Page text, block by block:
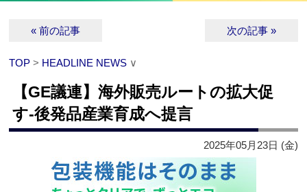
« 前の記事 次の記事 »
TOP > HEADLINE NEWS ∨
【GE議連】海外販売ルートの拡大促
す‐後発品産業育成へ提言
2025年05月23日 (金)